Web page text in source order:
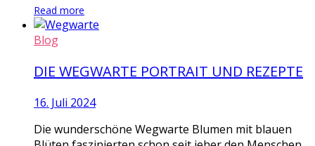
Read more
Blog
DIE WEGWARTE PORTRAIT UND REZEPTE
16. Juli 2024
Die wunderschöne Wegwarte Blumen mit blauen